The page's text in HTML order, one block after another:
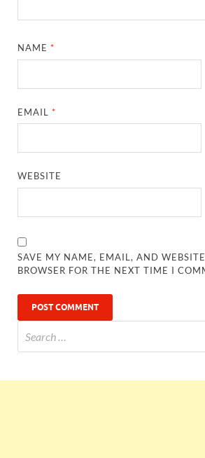
NAME*
EMAIL*
WEBSITE
SAVE MY NAME, EMAIL, AND
BROWSER FOR THE NEXT TIME I